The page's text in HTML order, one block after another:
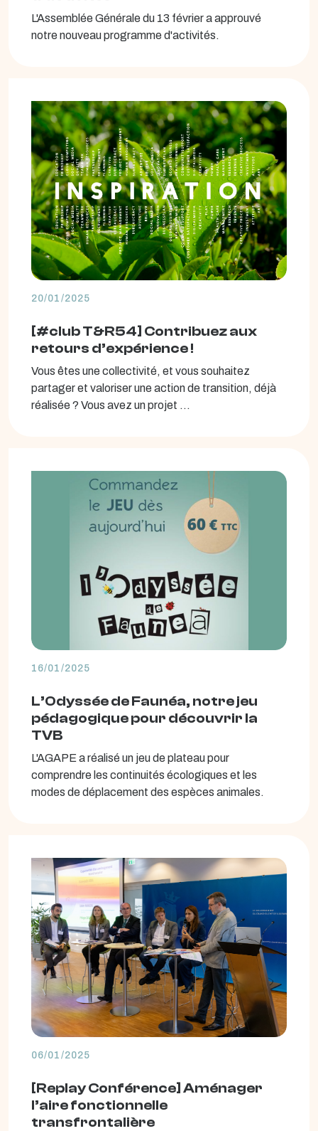
L'Assemblée Générale du 13 février a approuvé
notre nouveau programme d'activités.
20/01/2025
[#club T&R54] Contribuez aux
retours d’expérience !
Vous êtes une collectivité, et vous souhaitez
partager et valoriser une action de transition, déjà
réalisée ? Vous avez un projet ...
16/01/2025
L’Odyssée de Faunéa, notre jeu
pédagogique pour découvrir la
TVB
L'AGAPE a réalisé un jeu de plateau pour
comprendre les continuités écologiques et les
modes de déplacement des espèces animales.
06/01/2025
[Replay Conférence] Aménager
l’aire fonctionnelle
transfrontalière